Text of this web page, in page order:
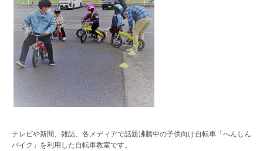
テレビや新聞、雑誌、各メディアで話題沸騰中の子供向け自転車「へんしん
バイク」を利用した自転車教室です。